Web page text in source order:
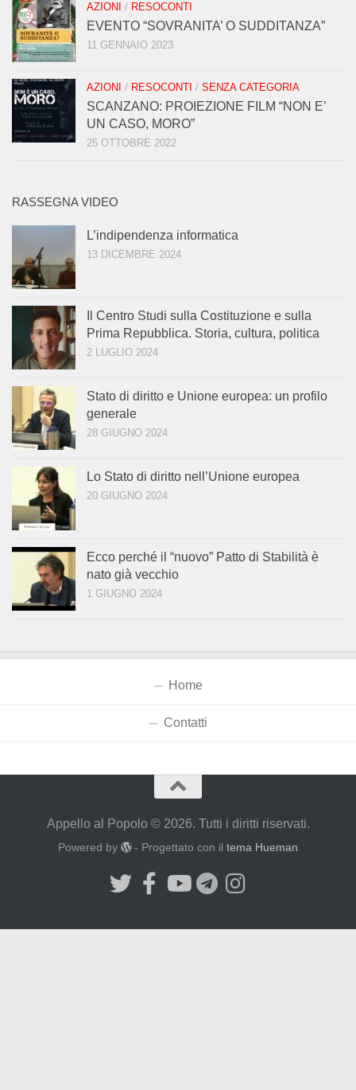
AZIONI / RESOCONTI
EVENTO “SOVRANITA’ O SUDDITANZA”
11 GENNAIO 2023
AZIONI / RESOCONTI / SENZA CATEGORIA
SCANZANO: PROIEZIONE FILM “NON E’
UN CASO, MORO”
25 OTTOBRE 2022
RASSEGNA VIDEO
L’indipendenza informatica
13 DICEMBRE 2024
Il Centro Studi sulla Costituzione e sulla
Prima Repubblica. Storia, cultura, politica
2 LUGLIO 2024
Stato di diritto e Unione europea: un profilo
generale
28 GIUGNO 2024
Lo Stato di diritto nell’Unione europea
20 GIUGNO 2024
Ecco perché il “nuovo” Patto di Stabilità è
nato già vecchio
1 GIUGNO 2024
Home
Contatti
Appello al Popolo © 2026. Tutti i diritti riservati.
Powered by - Progettato con iltema Hueman